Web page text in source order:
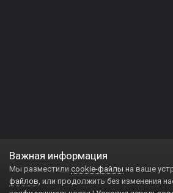
Важная информация
Мы разместили cookie-файлы на ваше
файлов, или продолжить без изменения